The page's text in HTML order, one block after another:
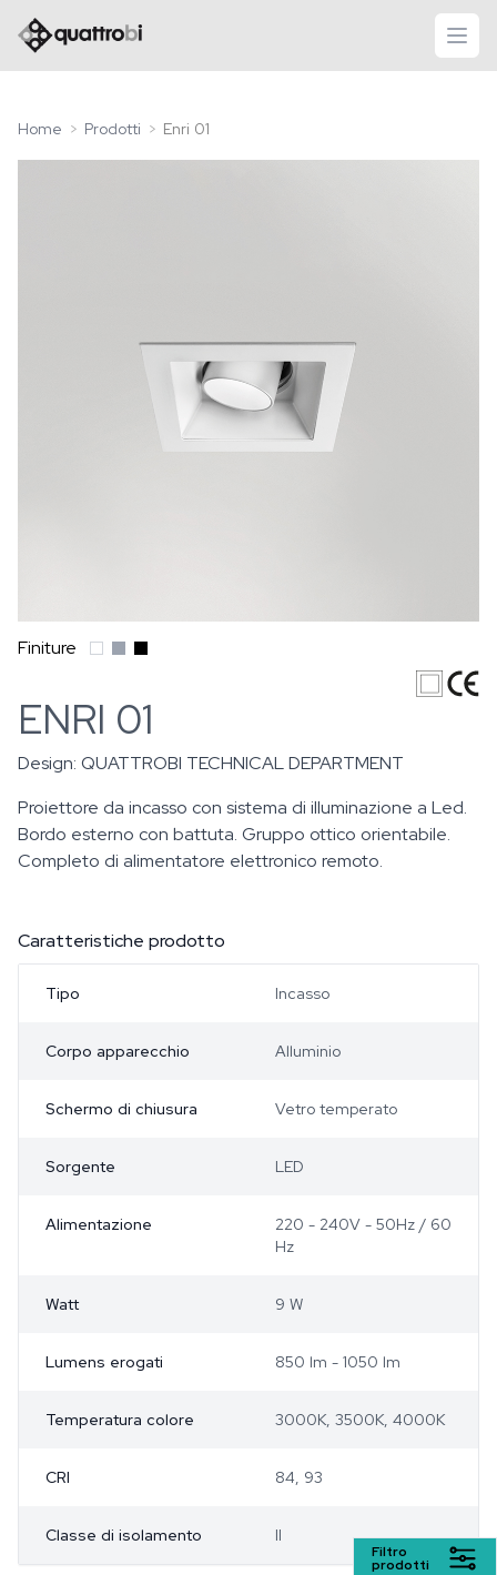
logo quattrobi
apri
Home Prodotti Enri 01
Finiture
ENRI 01
Design: QUATTROBI TECHNICAL DEPARTMENT
Proiettore da incasso con sistema di illuminazione a Led.
Bordo esterno con battuta. Gruppo ottico orientabile.
Completo di alimentatore elettronico remoto.
Caratteristiche prodotto
Tipo Incasso
Corpo apparecchio Alluminio
Schermo di chiusura Vetro temperato
Sorgente LED
Alimentazione
220 - 240V - 50Hz / 60
Hz
Watt 9 W
Lumens erogati 850 lm - 1050 lm
Temperatura colore 3000K, 3500K, 4000K
CRI 84, 93
Classe di isolamento II
Filtro
prodotti